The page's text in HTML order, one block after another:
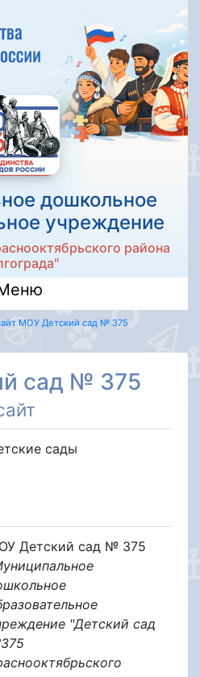
дошкольное
учреждение
района
МОУ Детский сад № 375
сад № 375
сады
Детский сад № 375
"Детский сад